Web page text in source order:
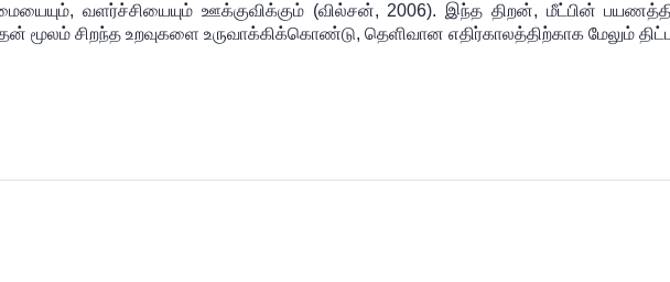
வளர்ச்சியையும் ஊக்குவிக்கும் (வில்சன், 2006). இந்த திறன், மீட்பின்
மூலம் சிறந்த உறவுகளை உருவாக்கிக்கொண்டு, தெளிவான எதிர்காலத்திற்காக மேலும்